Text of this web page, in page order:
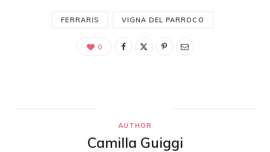
FERRARIS VIGNA DEL PARROCO
0
AUTHOR
Camilla Guiggi